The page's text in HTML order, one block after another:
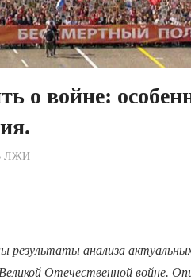
о войне:
ЛЖИ
результаты анализа
Отечественной войне.